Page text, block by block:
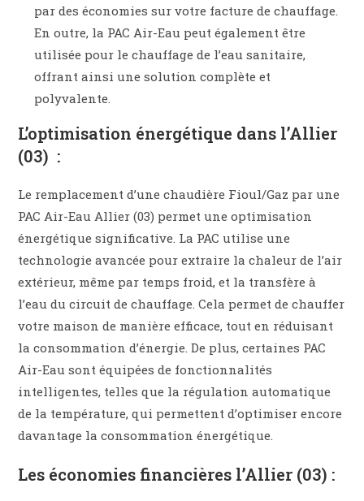
par des économies sur votre facture de chauffage.
En outre, la PAC Air-Eau peut également être
utilisée pour le chauffage de l’eau sanitaire,
offrant ainsi une solution complète et
polyvalente.
L’optimisation énergétique dans l’Allier
(03) :
Le remplacement d’une chaudière Fioul/Gaz par une
PAC Air-Eau Allier (03) permet une optimisation
énergétique significative. La PAC utilise une
technologie avancée pour extraire la chaleur de l’air
extérieur, même par temps froid, et la transfère à
l’eau du circuit de chauffage. Cela permet de chauffer
votre maison de manière efficace, tout en réduisant
la consommation d’énergie. De plus, certaines PAC
Air-Eau sont équipées de fonctionnalités
intelligentes, telles que la régulation automatique
de la température, qui permettent d’optimiser encore
davantage la consommation énergétique.
Les économies financières l’Allier (03) :